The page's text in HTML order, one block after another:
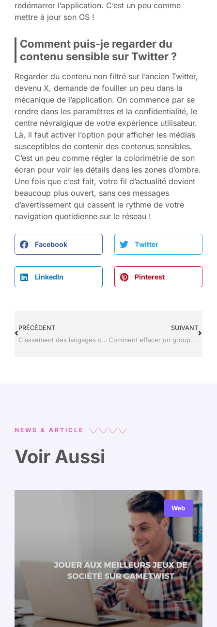
redémarrer l’application. C’est un peu comme
mettre à jour son OS !
Comment puis-je regarder du
contenu sensible sur Twitter ?
Regarder du contenu non filtré sur l’ancien Twitter,
devenu X, demande de fouiller un peu dans la
mécanique de l’application. On commence par se
rendre dans les paramètres et la confidentialité, le
centre névralgique de votre expérience utilisateur.
Là, il faut activer l’option pour afficher les médias
susceptibles de contenir des contenus sensibles.
C’est un peu comme régler la colorimétrie de son
écran pour voir les détails dans les zones d’ombre.
Une fois que c’est fait, votre fil d’actualité devient
beaucoup plus ouvert, sans ces messages
d’avertissement qui cassent le rythme de votre
navigation quotidienne sur le réseau !
Facebook Twitter
LinkedIn Pinterest
PRÉCÉDENT
Classement des langages de programmation : les tendances majeures de l’année 2025
SUIVANT
Comment effacer un groupe sur WhatsApp : la méthode pour supprimer définitivement ?
NEWS & ARTICLE
Voir Aussi
Web